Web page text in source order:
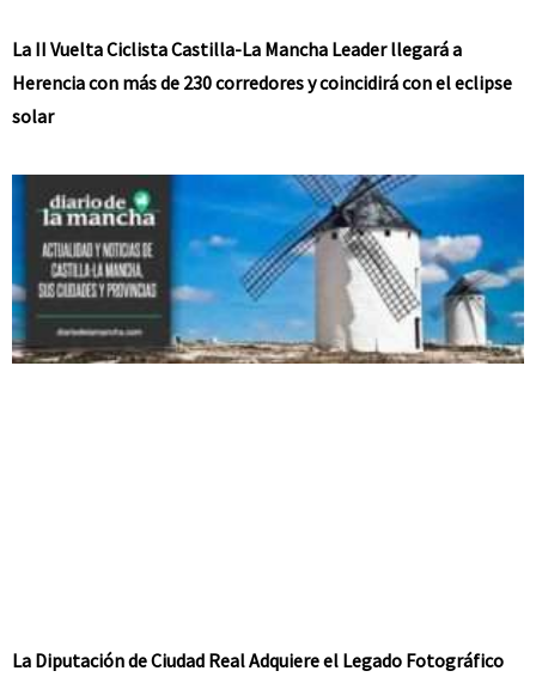
La II Vuelta Ciclista Castilla-La Mancha Leader llegará a
Herencia con más de 230 corredores y coincidirá con el eclipse
solar
La Diputación de Ciudad Real Adquiere el Legado Fotográfico